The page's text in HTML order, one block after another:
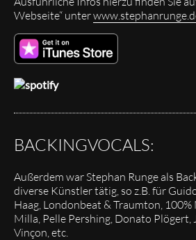
Webseite“ unter
BACKINGVOCALS:
Außerdem war Stephan Runge als
diverse Künstler tätig, so z.B. für
Haag, Londonbeat & Traumton, 100%
Milla, Pelle Pershing, Donato Plögert,
Vinçon, etc.